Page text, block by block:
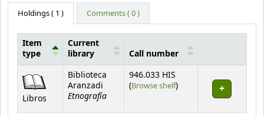
Holdings( 1 ) Comments ( 0 )
Item
type
Current
library
Call number
Libros
Biblioteca
Aranzadi
Etnografía
946.033 HIS
(Browse shelf(Opens below)
)